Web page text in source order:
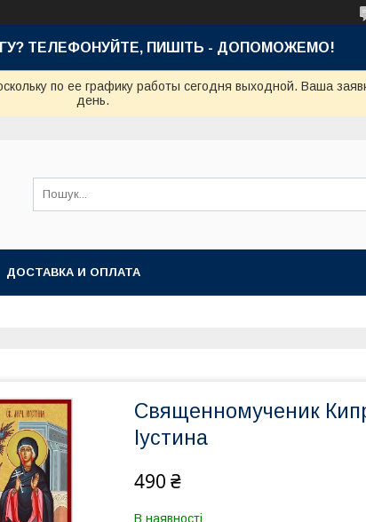
ТЕЛЕФОНУЙТЕ, ПИШІТЬ - ДОПОМОЖЕМО!
по ее графику работы сегодня выходной. Ваша
день.
ДОСТАВКА И ОПЛАТА
Священномученик
Іустина
490 ₴
В наявності